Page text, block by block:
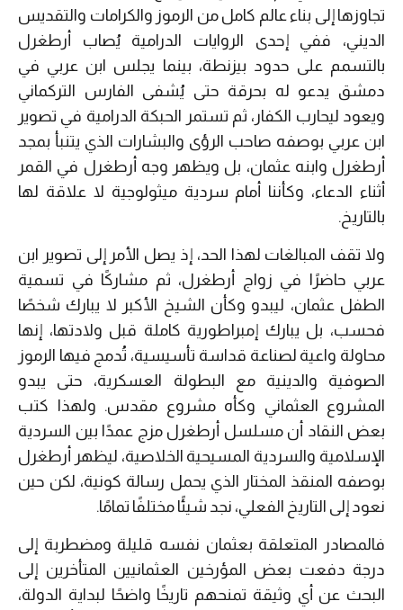
تجاوزها إلى بناء عالم كامل من الرموز والكرامات والتقديس
الديني، ففي إحدى الروايات الدرامية يُصاب أرطغرل
بالتسمم على حدود بيزنطة، بينما يجلس ابن عربي في
دمشق يدعو له بحرقة حتى يُشفى الفارس التركماني
ويعود ليحارب الكفار، ثم تستمر الحبكة الدرامية في تصوير
ابن عربي بوصفه صاحب الرؤى والبشارات الذي يتنبأ بمجد
أرطغرل وابنه عثمان، بل ويظهر وجه أرطغرل في القمر
أثناء الدعاء، وكأننا أمام سردية ميثولوجية لا علاقة لها
بالتاريخ.
ولا تقف المبالغات لهذا الحد، إذ يصل الأمر إلى تصوير ابن
عربي حاضرًا في زواج أرطغرل، ثم مشاركًا في تسمية
الطفل عثمان، ليبدو وكأن الشيخ الأكبر لا يبارك شخصًا
فحسب، بل يبارك إمبراطورية كاملة قبل ولادتها، إنها
محاولة واعية لصناعة قداسة تأسيسية، تُدمج فيها الرموز
الصوفية والدينية مع البطولة العسكرية، حتى يبدو
المشروع العثماني وكأه مشروع مقدس. ولهذا كتب
بعض النقاد أن مسلسل أرطغرل مزج عمدًا بين السردية
الإسلامية والسردية المسيحية الخلاصية، ليظهر أرطغرل
بوصفه المنقذ المختار الذي يحمل رسالة كونية، لكن حين
نعود إلى التاريخ الفعلي، نجد شيئًا مختلفًا تمامًا.
فالمصادر المتعلقة بعثمان نفسه قليلة ومضطربة إلى
درجة دفعت بعض المؤرخين العثمانيين المتأخرين إلى
البحث عن أي وثيقة تمنحهم تاريخًا واضحًا لبداية الدولة،